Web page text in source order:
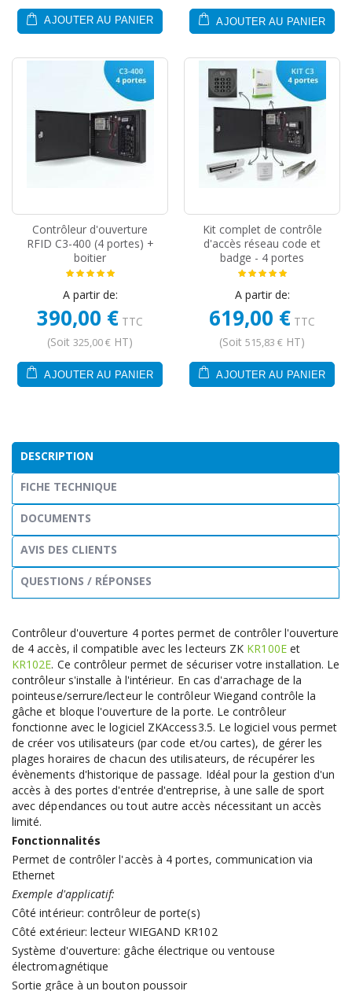
AJOUTER AU PANIER AJOUTER AU PANIER
Contrôleur d'ouverture
RFID C3-400 (4 portes) +
boitier
A partir de:
390,00 € TTC
(Soit 325,00 € HT)
AJOUTER AU PANIER
Kit complet de contrôle
d'accès réseau code et
badge - 4 portes
A partir de:
619,00 € TTC
(Soit 515,83 € HT)
AJOUTER AU PANIER
DESCRIPTION
FICHE TECHNIQUE
DOCUMENTS
AVIS DES CLIENTS
QUESTIONS / RÉPONSES
Contrôleur d'ouverture 4 portes permet de contrôler l'ouverture
de 4 accès, il compatible avec les lecteurs ZK KR100Eet
KR102E. Ce contrôleur permet de sécuriser votre installation. Le
contrôleur s'installe à l'intérieur. En cas d'arrachage de la
pointeuse/serrure/lecteur le contrôleur Wiegand contrôle la
gâche et bloque l'ouverture de la porte. Le contrôleur
fonctionne avec le logiciel ZKAccess3.5. Le logiciel vous permet
de créer vos utilisateurs (par code et/ou cartes), de gérer les
plages horaires de chacun des utilisateurs, de récupérer les
évènements d'historique de passage. Idéal pour la gestion d'un
accès à des portes d'entrée d'entreprise, à une salle de sport
avec dépendances ou tout autre accès nécessitant un accès
limité.
Fonctionnalités
Permet de contrôler l'accès à 4 portes, communication via
Ethernet
Exemple d'applicatif:
Côté intérieur: contrôleur de porte(s)
Côté extérieur: lecteur WIEGAND KR102
Système d'ouverture: gâche électrique ou ventouse
électromagnétique
Sortie grâce à un bouton poussoir